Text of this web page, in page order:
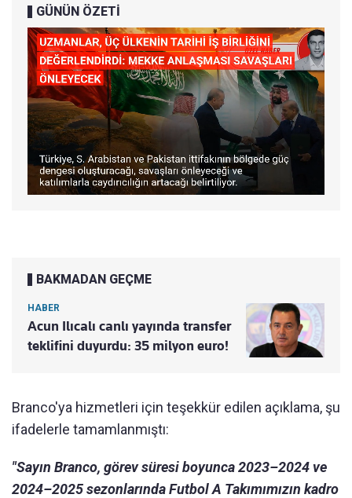
GÜNÜN ÖZETİ
BAKMADAN GEÇME
HABER
Acun Ilıcalı canlı yayında transfer
teklifini duyurdu: 35 milyon euro!
Branco'ya hizmetleri için teşekkür edilen açıklama, şu
ifadelerle tamamlanmıştı:
"Sayın Branco, görev süresi boyunca 2023–2024 ve
2024–2025 sezonlarında Futbol A Takımımızın kadro